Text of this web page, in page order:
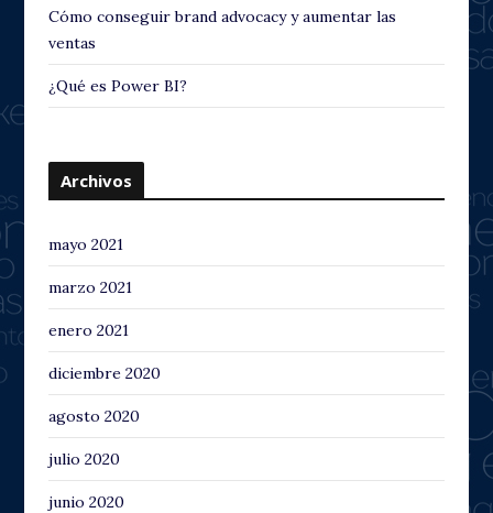
Cómo conseguir brand advocacy y aumentar las
ventas
¿Qué es Power BI?
Archivos
mayo 2021
marzo 2021
enero 2021
diciembre 2020
agosto 2020
julio 2020
junio 2020